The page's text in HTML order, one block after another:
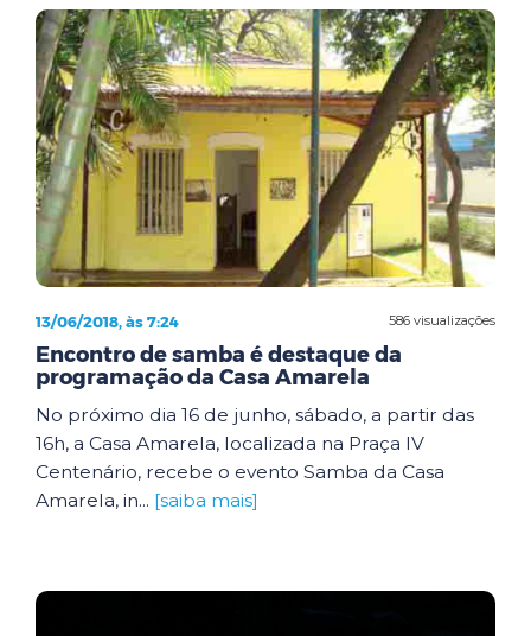
586 visualizações
13/06/2018, às 7:24
Encontro de samba é destaque da
programação da Casa Amarela
No próximo dia 16 de junho, sábado, a partir das
16h, a Casa Amarela, localizada na Praça IV
Centenário, recebe o evento Samba da Casa
Amarela, in... [saiba mais]